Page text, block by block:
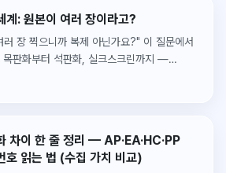
계: 원본이 여러 장이라고?
러 장 찍으니까 복제 아닌가요?" 이 질문에서
목판화부터 석판화, 실크스크린까지 —
기법을 풀어보고, 에디션 번호가 왜 작품의
차이 한 줄 정리 — AP·EA·HC·PP
호 읽는 법 (수집 가치 비교)